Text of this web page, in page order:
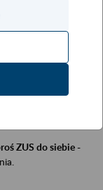
urzędu.
ZUS do siebie -